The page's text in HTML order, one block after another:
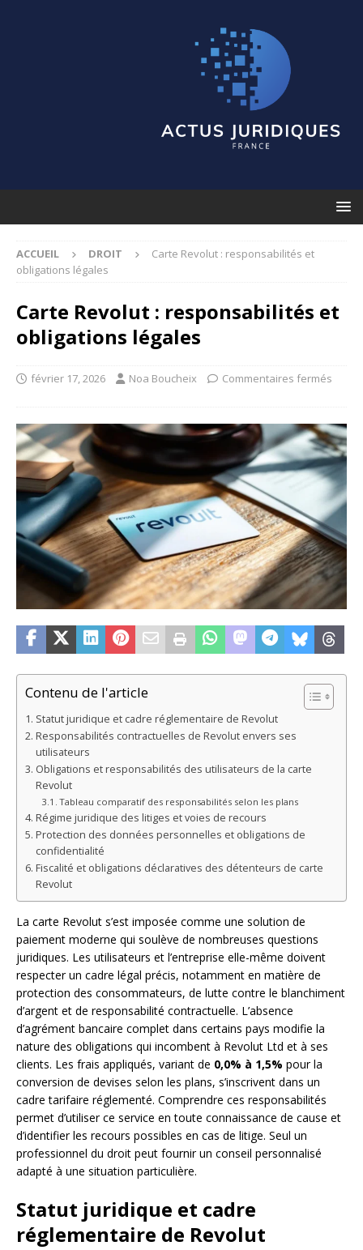
ACCUEIL DROIT
Carte Revolut : responsabilités et
obligations légales
Carte Revolut : responsabilités et
obligations légales
février 17, 2026 Noa Boucheix Commentaires fermés
Contenu de l'article
Statut juridique et cadre réglementaire de Revolut
Responsabilités contractuelles de Revolut envers ses
utilisateurs
Obligations et responsabilités des utilisateurs de la carte
Revolut
Tableau comparatif des responsabilités selon les plans
Régime juridique des litiges et voies de recours
Protection des données personnelles et obligations de
confidentialité
Fiscalité et obligations déclaratives des détenteurs de carte
Revolut
La carte Revolut s’est imposée comme une solution de
paiement moderne qui soulève de nombreuses questions
juridiques. Les utilisateurs et l’entreprise elle-même doivent
respecter un cadre légal précis, notamment en matière de
protection des consommateurs, de lutte contre le blanchiment
d’argent et de responsabilité contractuelle. L’absence
d’agrément bancaire complet dans certains pays modifie la
nature des obligations qui incombent à Revolut Ltd et à ses
clients. Les frais appliqués, variant de 0,0% à 1,5% pour la
conversion de devises selon les plans, s’inscrivent dans un
cadre tarifaire réglementé. Comprendre ces responsabilités
permet d’utiliser ce service en toute connaissance de cause et
d’identifier les recours possibles en cas de litige. Seul un
professionnel du droit peut fournir un conseil personnalisé
adapté à une situation particulière.
Statut juridique et cadre
réglementaire de Revolut